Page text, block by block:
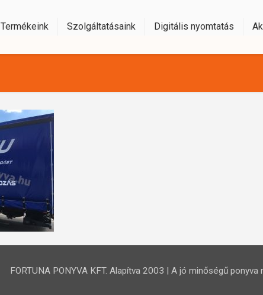
Termékeink Szolgáltatásaink Digitális nyomtatás
FORTUNA PONYVA KFT. Alapítva 2003 | A jó minőségű